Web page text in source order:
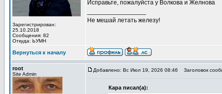
Зарегистрирован:
25.10.2018
Сообщения: 82
Откуда: ЬУМН
Исправьте, пожалуйста у Волкова и Желнова
Не мешай летать железу!
Вернуться к началу
root
Site Admin
Добавлено: Вс Июл 19, 2026 08:46 Заголовок
Кара писал(а):